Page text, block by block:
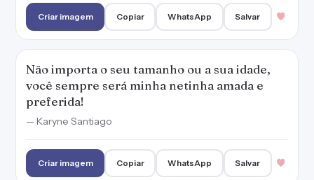
Criar imagem Copiar WhatsApp Salvar
Não importa o seu tamanho ou a sua idade,
você sempre será minha netinha amada e
preferida!
— Karyne Santiago
Criar imagem Copiar WhatsApp Salvar